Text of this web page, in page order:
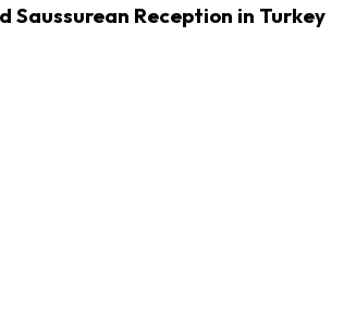
Reception in Turkey